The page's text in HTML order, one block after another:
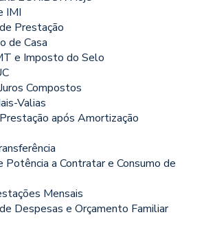
IMI
Prestação
de Casa
e Imposto do Selo
Compostos
Valias
após Amortização
Potência a Contratar e Consumo de
Mensais
Despesas e Orçamento Familiar